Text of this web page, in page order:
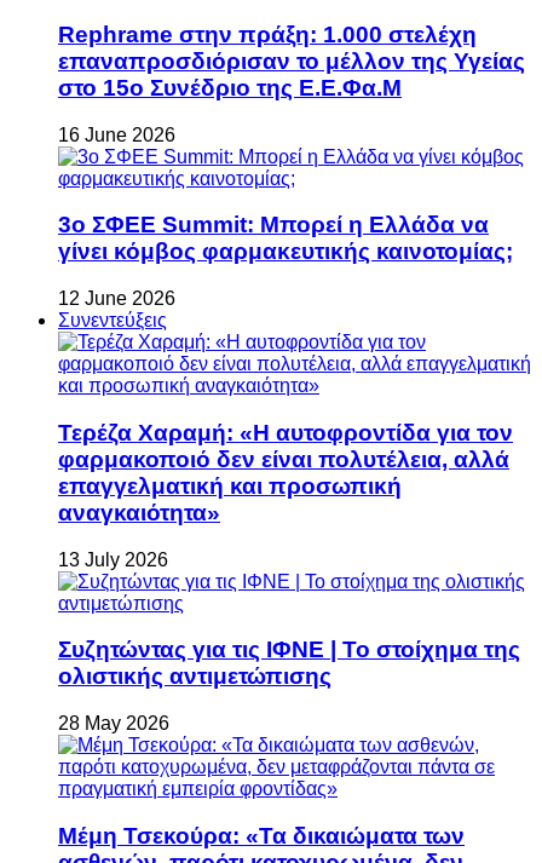
Rephrame στην πράξη: 1.000 στελέχη
επαναπροσδιόρισαν το μέλλον της Υγείας
στο 15ο Συνέδριο της Ε.Ε.Φα.Μ
16 June 2026
3ο ΣΦΕΕ Summit: Μπορεί η Ελλάδα να
γίνει κόμβος φαρμακευτικής καινοτομίας;
12 June 2026
Συνεντεύξεις
Τερέζα Χαραμή: «Η αυτοφροντίδα για τον
φαρμακοποιό δεν είναι πολυτέλεια, αλλά
επαγγελματική και προσωπική
αναγκαιότητα»
13 July 2026
Συζητώντας για τις ΙΦΝΕ | Το στοίχημα της
ολιστικής αντιμετώπισης
28 May 2026
Μέμη Τσεκούρα: «Τα δικαιώματα των